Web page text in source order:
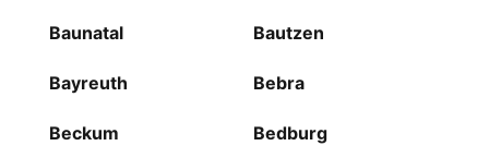
Baunatal Bautzen
Bayreuth Bebra
Beckum Bedburg